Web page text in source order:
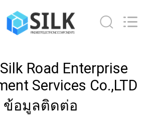
Road Enterprise
Services Co.,LTD
ข้อมูลติดต่อ